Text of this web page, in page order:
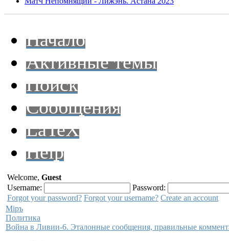
Начало
Активные темы
Поиск
Сообщения
LaTeX
Help
Welcome, Guest
Username:
Password:
Forgot your password? Forgot your username? Create an account
Мiръ
Политика
Война в Ливии-6. Эталонные сообщения, правильные